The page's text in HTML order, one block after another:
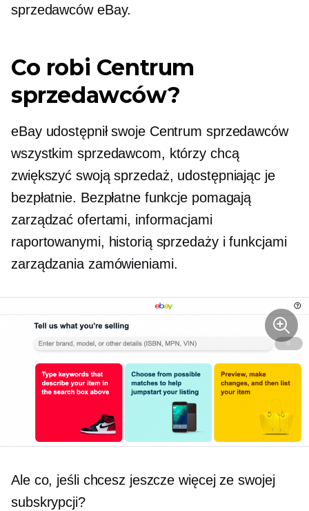
sprzedawców eBay.
Co robi Centrum
sprzedawców?
eBay udostępnił swoje Centrum sprzedawców
wszystkim sprzedawcom, którzy chcą
zwiększyć swoją sprzedaż, udostępniając je
bezpłatnie. Bezpłatne funkcje pomagają
zarządzać ofertami, informacjami
raportowanymi, historią sprzedaży i funkcjami
zarządzania zamówieniami.
Ale co, jeśli chcesz jeszcze więcej ze swojej
subskrypcji?